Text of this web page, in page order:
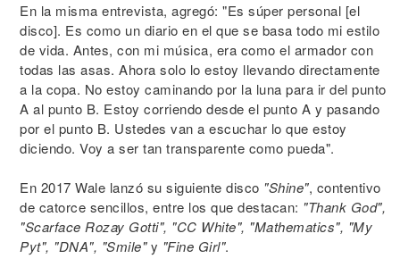
En la misma entrevista, agregó: "Es súper personal [el
disco]. Es como un diario en el que se basa todo mi estilo
de vida. Antes, con mi música, era como el armador con
todas las asas. Ahora solo lo estoy llevando directamente
a la copa. No estoy caminando por la luna para ir del punto
A al punto B. Estoy corriendo desde el punto A y pasando
por el punto B. Ustedes van a escuchar lo que estoy
diciendo. Voy a ser tan transparente como pueda".
En 2017 Wale lanzó su siguiente disco "Shine", contentivo
de catorce sencillos, entre los que destacan: "Thank God",
"Scarface Rozay Gotti", "CC White", "Mathematics", "My
Pyt", "DNA", "Smile"y "Fine Girl".